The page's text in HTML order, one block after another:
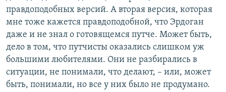
правдоподобных версий. А вторая версия, которая
мне тоже кажется правдоподобной, что Эрдоган
даже и не знал о готовящемся путче. Может быть,
дело в том, что путчисты оказались слишком уж
большими любителями. Они не разбирались в
ситуации, не понимали, что делают, – или, может
быть, понимали, но все у них было не продумано.